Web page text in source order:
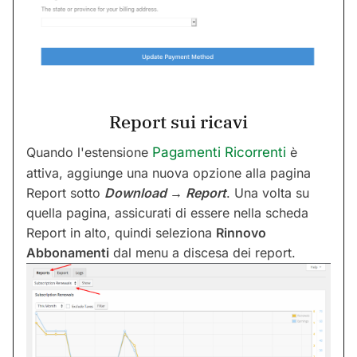
Report sui ricavi
Quando l'estensione Pagamenti Ricorrenti è
attiva, aggiunge una nuova opzione alla pagina
Report sotto Download → Report. Una volta su
quella pagina, assicurati di essere nella scheda
Report in alto, quindi seleziona Rinnovo
Abbonamenti dal menu a discesa dei report.